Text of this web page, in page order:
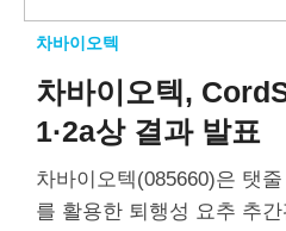
차바이오텍
차바이오텍,
1·2a상 결과 발표
차바이오텍(085660)은 탯
를 활용한 퇴행성 요추 추